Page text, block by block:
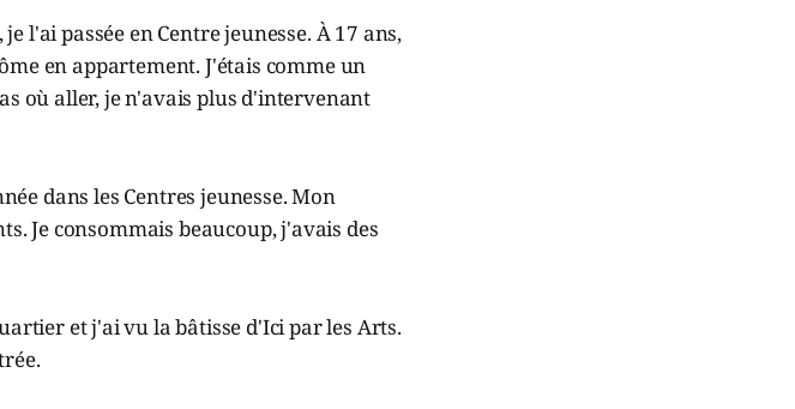
l'ai passée en Centre jeunesse. À 17 ans,
en appartement. J'étais comme un
où aller, je n'avais plus d'intervenant
dans les Centres jeunesse. Mon
Je consommais beaucoup, j'avais des
et j'ai vu la bâtisse d'Ici par les Arts.